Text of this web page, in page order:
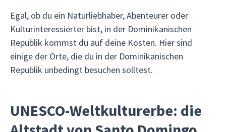
Egal, ob du ein Naturliebhaber, Abenteurer oder
Kulturinteressierter bist, in der Dominikanischen
Republik kommst du auf deine Kosten. Hier sind
einige der Orte, die du in der Dominikanischen
Republik unbedingt besuchen solltest.
UNESCO-Weltkulturerbe: die